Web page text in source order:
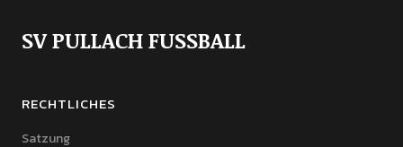
SV PULLACH FUSSBALL
RECHTLICHES
Satzung